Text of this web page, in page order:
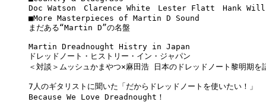
Doc Watson　Clarence White　Lester Flatt　Hank
■More Masterpieces of Martin D Sound
まだある“Martin D”の名盤
Martin Dreadnought Histry in Japan
ドレッドノート・ヒストリー・イン・ジャパン
＜対談＞ムッシュかまやつ×麻田浩 日本のドレッドノート黎明期
7人のギタリストに聞いた「だからドレッドノートを使いたい！」
Because We Love Dreadnought！